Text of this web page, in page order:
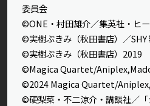
委員会
©ONE・村田雄介／集英社・ヒ
©実樹ぶきみ（秋田書店）／SHY
©実樹ぶきみ（秋田書店）2019
©Magica Quartet/
©2024 Magica Quartet/
©硬梨菜・不二涼介・講談社／